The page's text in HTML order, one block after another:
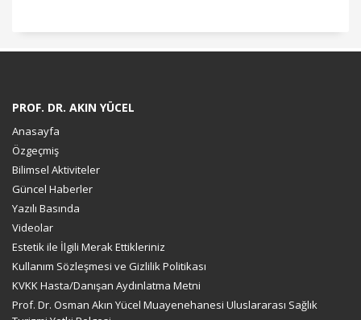
PROF. DR. AKIN YÜCEL
Anasayfa
Özgeçmiş
Bilimsel Aktiviteler
Güncel Haberler
Yazılı Basında
Videolar
Estetik ile İlgili Merak Ettikleriniz
Kullanım Sözleşmesi ve Gizlilik Politikası
KVKK Hasta/Danışan Aydınlatma Metni
Prof. Dr. Osman Akın Yücel Muayenehanesi Uluslararası Sağlık